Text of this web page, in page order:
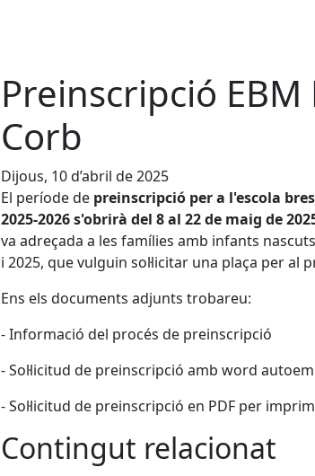
Preinscripció EBM
Corb
Dijous, 10 d’abril de 2025
El període de preinscripció per a l'escola
2025-2026 s'obrirà del 8 al 22 de maig de
va adreçada a les famílies amb infants
i 2025, que vulguin sol·licitar una plaça per al
Ens els documents adjunts trobareu:
- Informació del procés de preinscripció
- Sol·licitud de preinscripció amb word
- Sol·licitud de preinscripció en PDF per
Contingut relacionat